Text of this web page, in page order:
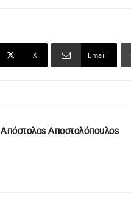
X Email
Απόστολος Αποστολόπουλος